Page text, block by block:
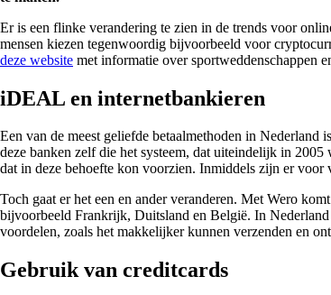
Er is een flinke verandering te zien in de trends voor
mensen kiezen tegenwoordig bijvoorbeeld voor
deze website met informatie over sportweddenschappen
iDEAL en internetbankieren
Een van de meest geliefde betaalmethoden in
deze banken zelf die het systeem, dat uiteindelijk in
dat in deze behoefte kon voorzien. Inmiddels zijn er
Toch gaat er het een en ander veranderen. Met Wero
bijvoorbeeld Frankrijk, Duitsland en België. In
voordelen, zoals het makkelijker kunnen verzenden en
Gebruik van creditcards